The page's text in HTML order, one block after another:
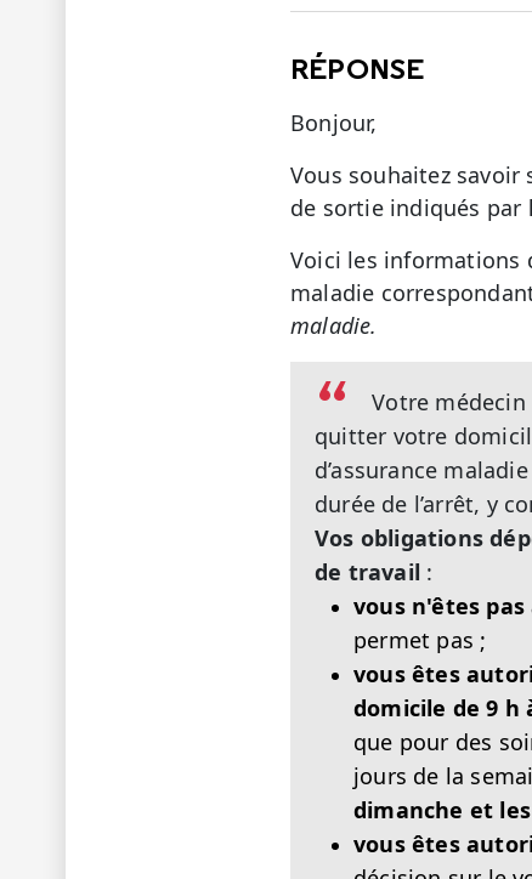
RÉPONSE
Bonjour,
Vous souhaitez
de sortie indiqués par
Voici les informations
maladie
maladie.
Votre
quitter votre
d’assurance
durée de l’arrêt, y
Vos obligations
de travail :
vous n'êtes
permet pas ;
vous êtes
domicile de 9 h
que pour des
jours de la
dimanche et
vous êtes